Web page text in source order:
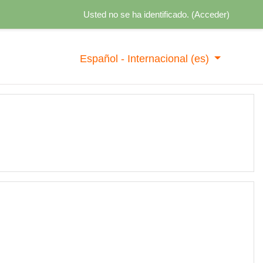
Usted no se ha identificado. (Acceder)
Español - Internacional ‎(es)‎